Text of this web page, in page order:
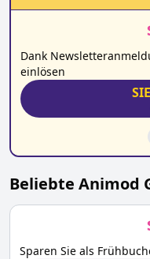
Dank
einlösen
Beliebte Animod
Sparen Sie als